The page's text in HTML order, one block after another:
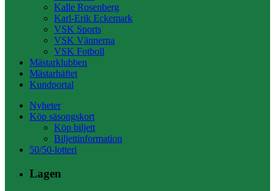
Kalle Rosenberg
Karl-Erik Eckemark
VSK Sports
VSK Vännerna
VSK Fotboll
Mästarklubben
Mästarhäftet
Kundportal
Nyheter
Köp säsongskort
Köp biljett
Biljettinformation
50/50-lotteri
Lagen